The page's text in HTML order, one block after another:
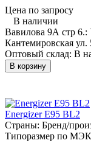
Цена по запросу
В наличии
Вавилова 9А стр 6.:
Кантемировская
Оптовый склад: В
В корзину
Energizer E95 BL2
Страны: Бренд/
Типоразмер по